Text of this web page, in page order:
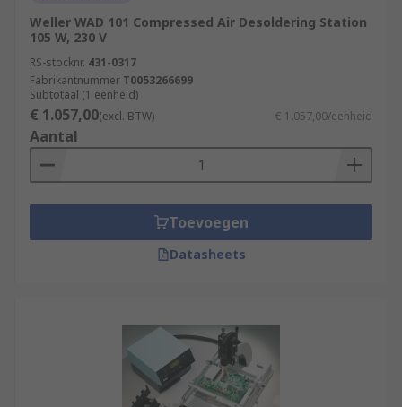
Weller WAD 101 Compressed Air Desoldering Station
105 W, 230 V
RS-stocknr. 431-0317
Fabrikantnummer T0053266699
Subtotaal (1 eenheid)
€ 1.057,00(excl. BTW) € 1.057,00/eenheid
Aantal
Toevoegen
Datasheets